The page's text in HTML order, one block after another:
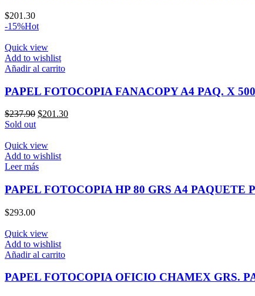
$201.30
-15%Hot
Quick view
Add to wishlist
Añadir al carrito
PAPEL FOTOCOPIA FANACOPY A4 PAQ. X
$237.90 El
era:
$237.90.
$201.30El
Sold out
Quick view
Add to wishlist
Leer más
PAPEL FOTOCOPIA HP 80 GRS A4 PAQUETE
$293.00
Quick view
Add to wishlist
Añadir al carrito
PAPEL FOTOCOPIA OFICIO CHAMEX GRS.